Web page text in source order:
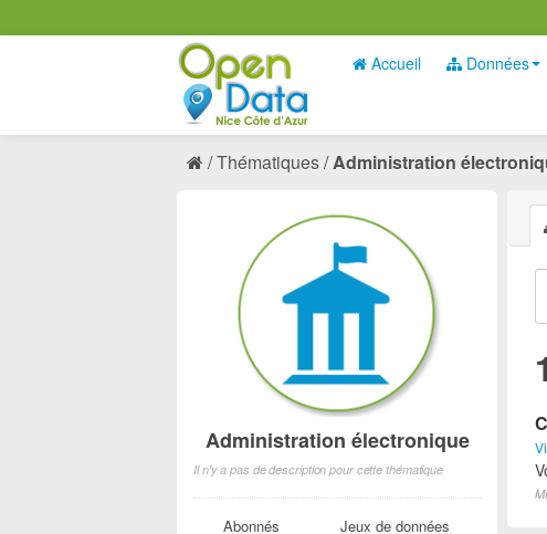
Accueil Données
Thématiques Administration
Administration électronique
Il n'y a pas de description pour cette thématique
Abonnés Jeux de données